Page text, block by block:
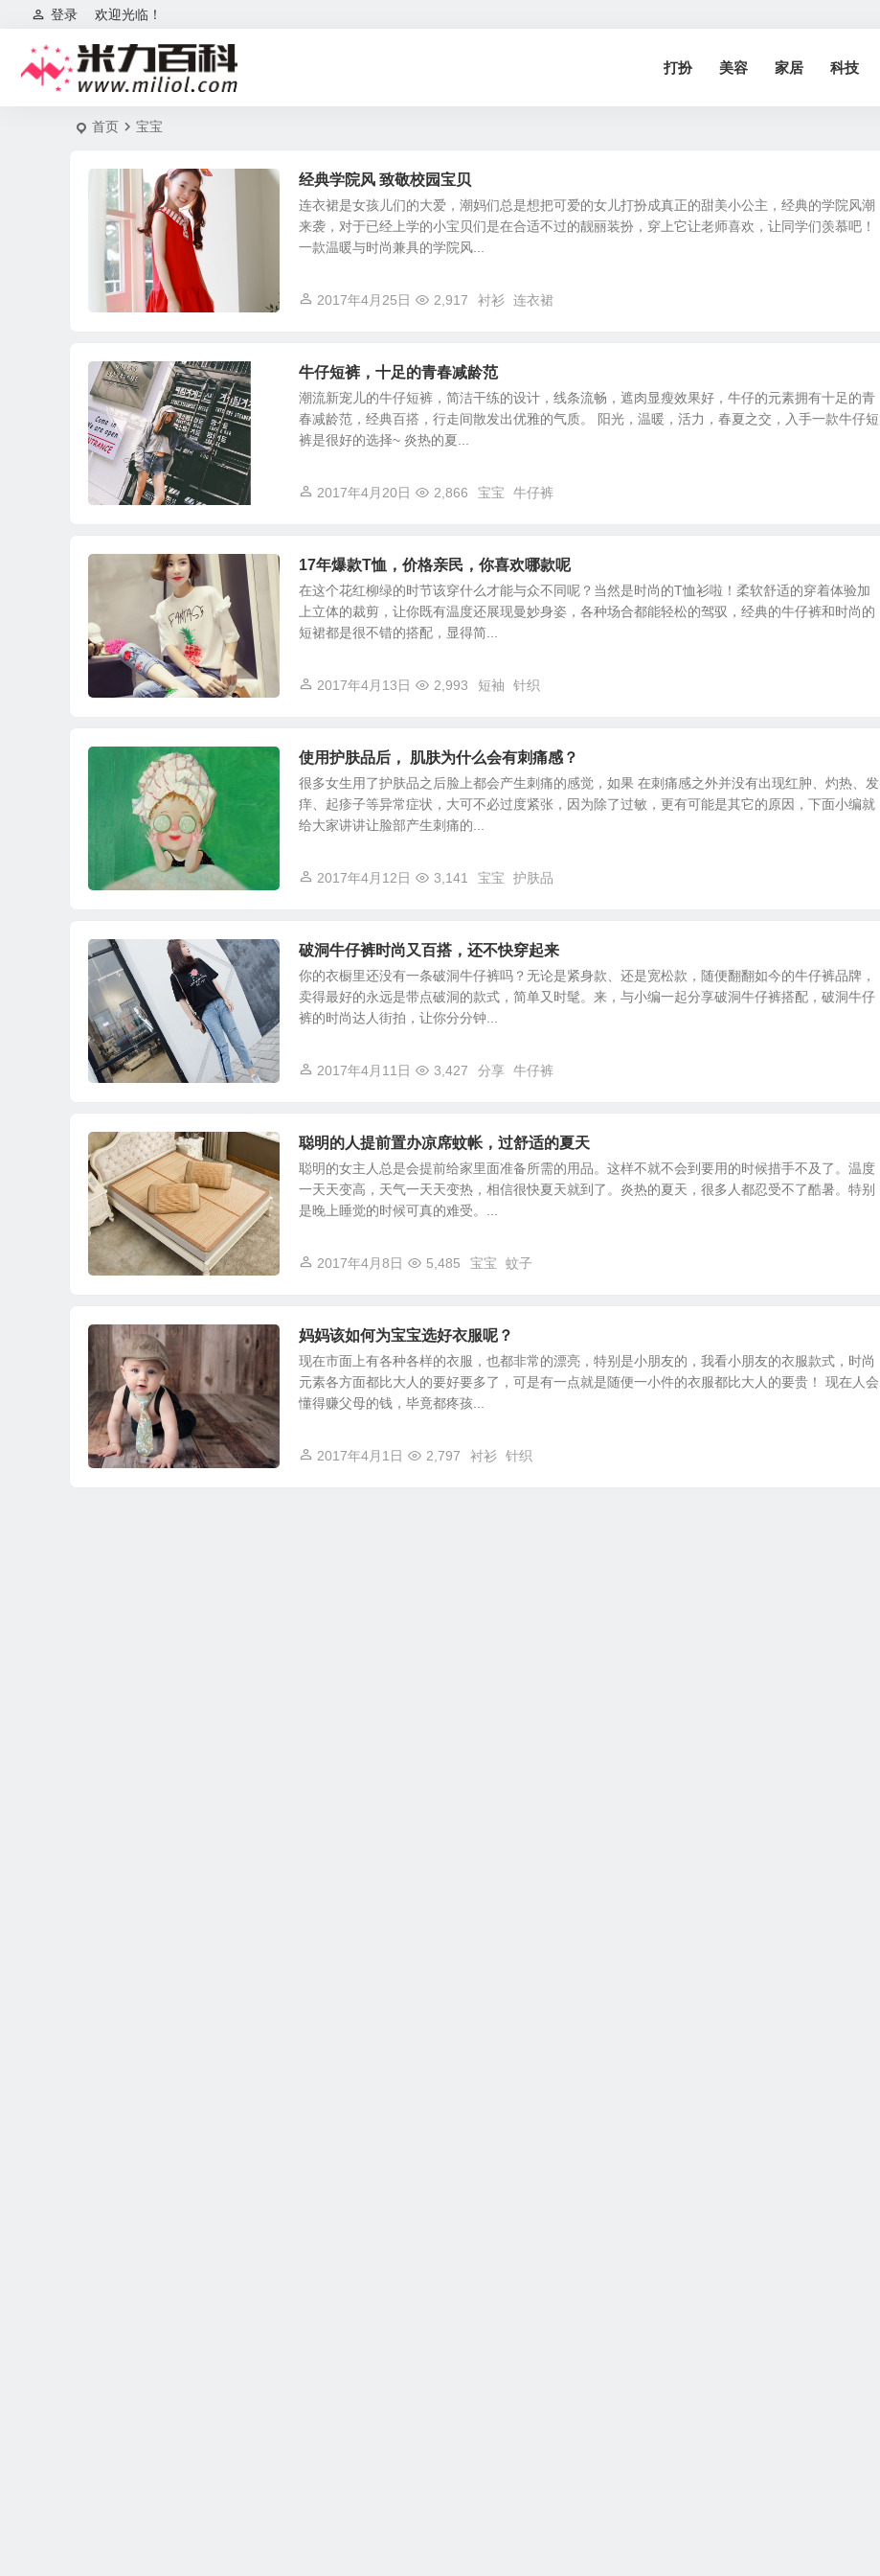
欢迎光临！
登录
打扮 美容 家居 科技
首页 宝宝
经典学院风 致敬校园宝贝
连衣裙是女孩儿们的大爱，潮妈们总是想把可爱的女儿打扮成真正的甜美小公主，经典的学院风潮
来袭，对于已经上学的小宝贝们是在合适不过的靓丽装扮，穿上它让老师喜欢，让同学们羡慕吧！
一款温暖与时尚兼具的学院风...
2017年4月25日 2,917 衬衫 连衣裙
牛仔短裤，十足的青春减龄范
潮流新宠儿的牛仔短裤，简洁干练的设计，线条流畅，遮肉显瘦效果好，牛仔的元素拥有十足的青
春减龄范，经典百搭，行走间散发出优雅的气质。 阳光，温暖，活力，春夏之交，入手一款牛仔短
裤是很好的选择~ 炎热的夏...
2017年4月20日 2,866 宝宝 牛仔裤
17年爆款T恤，价格亲民，你喜欢哪款呢
在这个花红柳绿的时节该穿什么才能与众不同呢？当然是时尚的T恤衫啦！柔软舒适的穿着体验加
上立体的裁剪，让你既有温度还展现曼妙身姿，各种场合都能轻松的驾驭，经典的牛仔裤和时尚的
短裙都是很不错的搭配，显得简...
2017年4月13日 2,993 短袖 针织
使用护肤品后， 肌肤为什么会有刺痛感？
很多女生用了护肤品之后脸上都会产生刺痛的感觉，如果 在刺痛感之外并没有出现红肿、灼热、发
痒、起疹子等异常症状，大可不必过度紧张，因为除了过敏，更有可能是其它的原因，下面小编就
给大家讲讲让脸部产生刺痛的...
2017年4月12日 3,141 宝宝 护肤品
破洞牛仔裤时尚又百搭，还不快穿起来
你的衣橱里还没有一条破洞牛仔裤吗？无论是紧身款、还是宽松款，随便翻翻如今的牛仔裤品牌，
卖得最好的永远是带点破洞的款式，简单又时髦。来，与小编一起分享破洞牛仔裤搭配，破洞牛仔
裤的时尚达人街拍，让你分分钟...
2017年4月11日 3,427 分享 牛仔裤
聪明的人提前置办凉席蚊帐，过舒适的夏天
聪明的女主人总是会提前给家里面准备所需的用品。这样不就不会到要用的时候措手不及了。温度
一天天变高，天气一天天变热，相信很快夏天就到了。炎热的夏天，很多人都忍受不了酷暑。特别
是晚上睡觉的时候可真的难受。...
2017年4月8日 5,485 宝宝 蚊子
妈妈该如何为宝宝选好衣服呢？
现在市面上有各种各样的衣服，也都非常的漂亮，特别是小朋友的，我看小朋友的衣服款式，时尚
元素各方面都比大人的要好要多了，可是有一点就是随便一小件的衣服都比大人的要贵！ 现在人会
懂得赚父母的钱，毕竟都疼孩...
2017年4月1日 2,797 衬衫 针织